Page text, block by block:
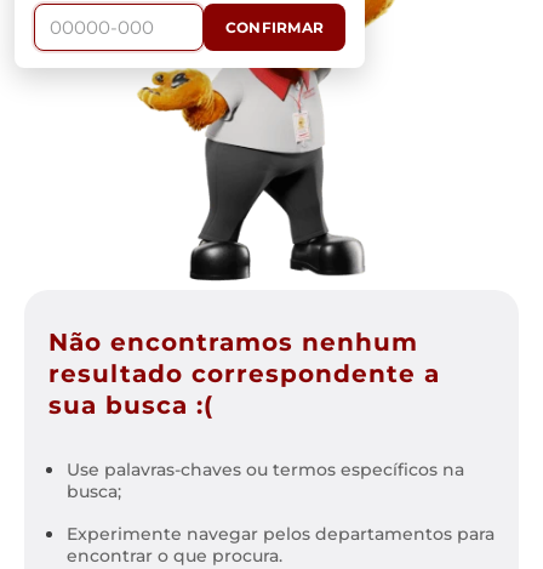
CONFIRMAR
Não encontramos nenhum
resultado correspondente a
sua busca :(
Use palavras-chaves ou termos específicos na
busca;
Experimente navegar pelos departamentos para
encontrar o que procura.